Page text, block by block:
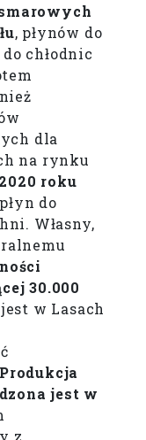
, płynów do
chłodnic
dla
na rynku
2020 roku
do
Własny,
30.000
w Lasach
Produkcja
jest w
z